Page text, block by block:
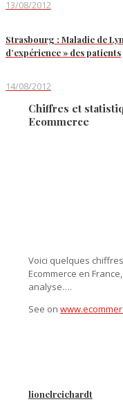
13/08/2012
Strasbourg : Maladie de
d’expérience » des patients
14/08/2012
Chiffres et
Ecommerce
Voici quelques
Ecommerce en
analyse….
See on
lionelreichardt